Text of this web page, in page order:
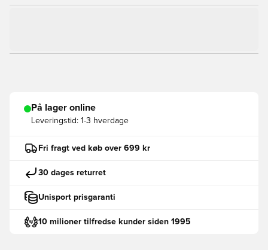
På lager online
Leveringstid: 1-3 hverdage
Fri fragt ved køb over 699 kr
30 dages returret
Unisport prisgaranti
10 milioner tilfredse kunder siden 1995